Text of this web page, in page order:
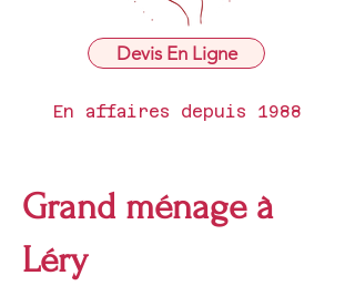
Devis En Ligne
En affaires depuis 1988
Grand ménage à
Léry